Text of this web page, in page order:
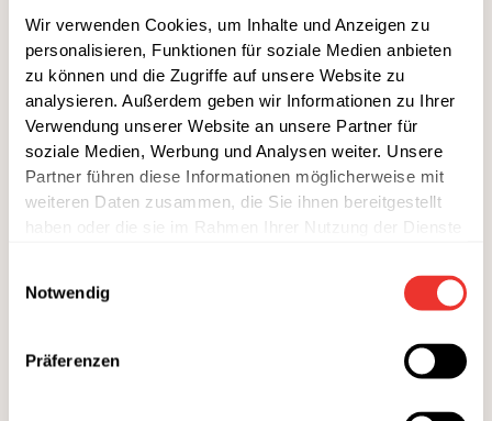
Wir verwenden Cookies, um Inhalte und Anzeigen zu
personalisieren, Funktionen für soziale Medien anbieten
zu können und die Zugriffe auf unsere Website zu
analysieren. Außerdem geben wir Informationen zu Ihrer
Verwendung unserer Website an unsere Partner für
soziale Medien, Werbung und Analysen weiter. Unsere
Partner führen diese Informationen möglicherweise mit
weiteren Daten zusammen, die Sie ihnen bereitgestellt
haben oder die sie im Rahmen Ihrer Nutzung der Dienste
Notwendig
Präferenzen
1 Knoblauchzehe
10 Perlzwiebeln
1 Rispe Kirschtomaten
ÖL & ESSIG
Olivenöl
2 EL Weißweinessig
1 Zweig Rosmarin
Salz